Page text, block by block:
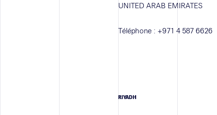
UNITED ARAB EMIRATES
Téléphone : +971 4 587 6626
RIYADH